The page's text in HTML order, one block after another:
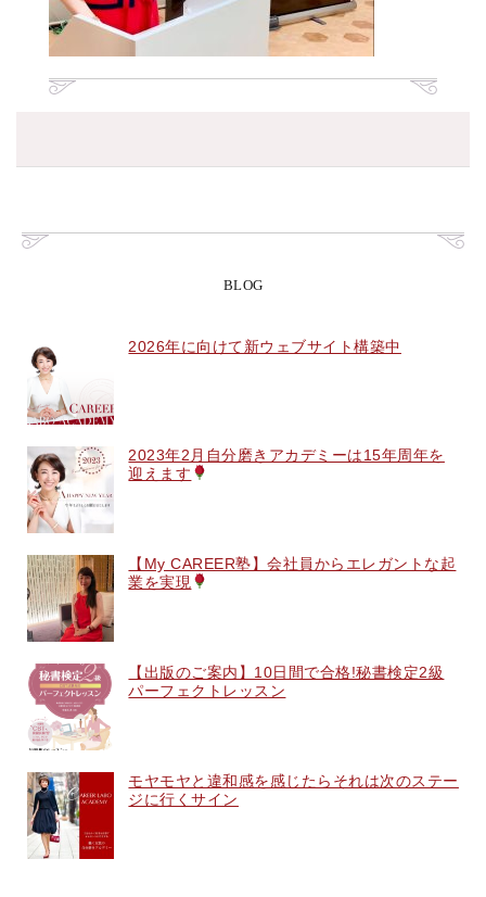
BLOG
2026年に向けて新ウェブサイト構築中
2023年2月自分磨きアカデミーは15年周年を
迎えます
【My CAREER塾】会社員からエレガントな起
業を実現
【出版のご案内】10日間で合格!秘書検定2級
パーフェクトレッスン
モヤモヤと違和感を感じたらそれは次のステー
ジに行くサイン